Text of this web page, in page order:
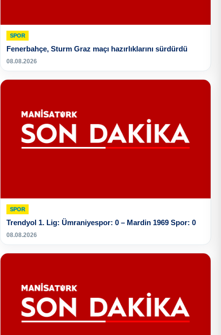
SPOR
Fenerbahçe, Sturm Graz maçı hazırlıklarını sürdürdü
08.08.2026
SPOR
Trendyol 1. Lig: Ümraniyespor: 0 – Mardin 1969 Spor: 0
08.08.2026